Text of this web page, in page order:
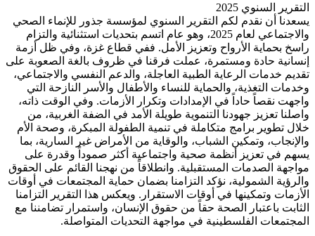
السنوي 2025
أن نقدم لكم التقرير السنوي لمؤسسة جذور للإنماء الصحي
والاجتماعي لعام 2025، وهو عام اتسم بتحديات استثنائية والتزام
بحماية الأرواح وتعزيز الأمل. ففي قطاع غزة، وفي ظل أزمة
حادة ومستمرة، عملت فرقنا في ظروف بالغة الصعوبة على
خدمات الرعاية الطبية العاجلة، والدعم النفسي والاجتماعي،
التغذية، والحماية للنساء والأطفال والأسر النازحة التي
نقصاً حاداً في الإمدادات وتكرار الأزمات. وفي الوقت ذاته،
تعزيز جهودنا التنموية طويلة الأمد في الضفة الغربية، من
تطوير برامج متكاملة في تنمية الطفولة المبكرة، وصحة الأم
وتمكين الشباب، والوقاية من الأمراض غير السارية، بما
في تعزيز أنظمة صحية واجتماعية أكثر صموداً وقدرة على
الصدمات المستقبلية. وانطلاقاً من نهجنا القائم على الحقوق
الشمولية، نؤكد التزامنا بضمان حماية المجتمعات في أوقات
وتمكينها في أوقات الاستقرار. ويعكس هذا التقرير التزامنا
باعتبار الصحة حقاً من حقوق الإنسان، واستمرار تضامننا مع
الفلسطينية في مواجهة التحديات المتواصلة.